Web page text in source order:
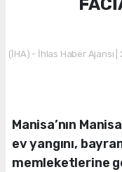
(İHA) - İhlas Haber Ajansı
Manisa’nın
ev yangını,
memleketlerine